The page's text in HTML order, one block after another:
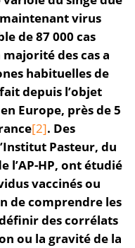
virus
de 87 000 cas
majorité des cas a
habituelles de
depuis l’objet
Europe, près de 5
[2]. Des
Pasteur, du
l’AP-HP, ont étudié
vaccinés ou
de comprendre les
des corrélats
ou la gravité de la